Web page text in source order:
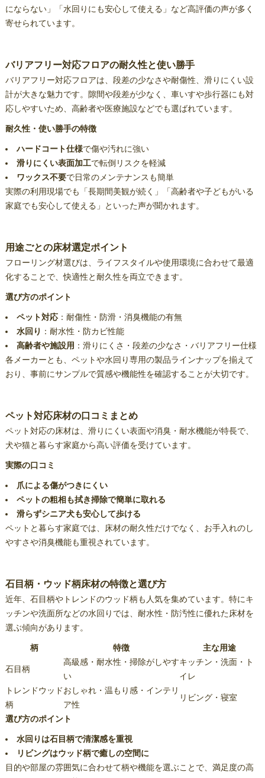
にならない」「水回りにも安心して使える」など高評価の声が多く
寄せられています。
バリアフリー対応フロアの耐久性と使い勝手
バリアフリー対応フロアは、段差の少なさや耐傷性、滑りにくい設
計が大きな魅力です。隙間や段差が少なく、車いすや歩行器にも対
応しやすいため、高齢者や医療施設などでも選ばれています。
耐久性・使い勝手の特徴
ハードコート仕様で傷や汚れに強い
滑りにくい表面加工で転倒リスクを軽減
ワックス不要で日常のメンテナンスも簡単
実際の利用現場でも「長期間美観が続く」「高齢者や子どもがいる
家庭でも安心して使える」といった声が聞かれます。
用途ごとの床材選定ポイント
フローリング材選びは、ライフスタイルや使用環境に合わせて最適
化することで、快適性と耐久性を両立できます。
選び方のポイント
ペット対応：耐傷性・防滑・消臭機能の有無
水回り ：耐水性・防カビ性能
高齢者や施設用 ：滑りにくさ・段差の少なさ・バリアフリー仕様
各メーカーとも、ペットや水回り専用の製品ラインナップを揃えて
おり、事前にサンプルで質感や機能性を確認することが大切です。
ペット対応床材の口コミまとめ
ペット対応の床材は、滑りにくい表面や消臭・耐水機能が特長で、
犬や猫と暮らす家庭から高い評価を受けています。
実際の口コミ
爪による傷がつきにくい
ペットの粗相も拭き掃除で簡単に取れる
滑らずシニア犬も安心して歩ける
ペットと暮らす家庭では、床材の耐久性だけでなく、お手入れのし
やすさや消臭機能も重視されています。
石目柄・ウッド柄床材の特徴と選び方
近年、石目柄やトレンドのウッド柄も人気を集めています。特にキ
ッチンや洗面所などの水回りでは、耐水性・防汚性に優れた床材を
選ぶ傾向があります。
柄 特徴 主な用途
石目柄
高級感・耐水性・掃除がしやす
い
キッチン・洗面・ト
イレ
トレンドウッド
柄
おしゃれ・温もり感・インテリ
ア性
リビング・寝室
選び方のポイント
水回りは石目柄で清潔感を重視
リビングはウッド柄で癒しの空間に
目的や部屋の雰囲気に合わせて柄や機能を選ぶことで、満足度の高